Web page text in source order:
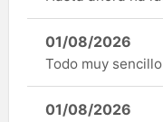
01/08/2026
Todo muy sencillo
01/08/2026